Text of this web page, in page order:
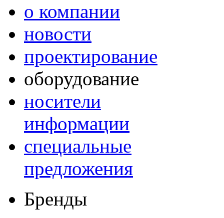
о компании
новости
проектирование
оборудование
носители
информации
специальные
предложения
Бренды